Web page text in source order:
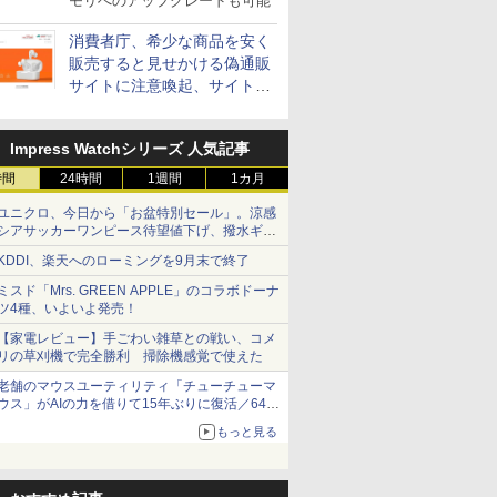
消費者庁、希少な商品を安く
販売すると見せかける偽通販
サイトに注意喚起、サイト名
Impress Watchシリーズ 人気記事
24時間 1週間 1カ月
ニクロ、今日から「お盆特別セール」。涼感
アサッカーワンピース待望値下げ、撥水ギア
ョーツは1990円に
、楽天へのローミングを9月末で終了
スド「Mrs. GREEN APPLE」のコラボドーナ
4種、いよいよ発売！
家電レビュー】手ごわい雑草との戦い、コメ
の草刈機で完全勝利 掃除機感覚で使えた
舗のマウスユーティリティ「チューチューマ
ス」がAIの力を借りて15年ぶりに復活／64bit
、Windows 10/11、「Chrome」も走り回
。復活記念で2026年末まで500円
もっと見る